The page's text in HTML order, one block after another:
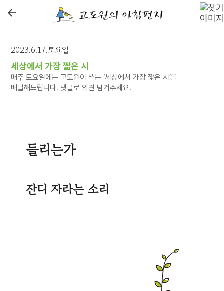
←
2023.6.17.토요일
세상에서 가장 짧은 시
매주 토요일에는 고도원이 쓰는 ‘세상에서 가장 짧은 시’를
배달해드립니다. 댓글로 의견 남겨주세요.
들리는가
잔디 자라는 소리